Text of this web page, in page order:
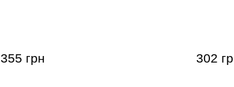
355 грн 302